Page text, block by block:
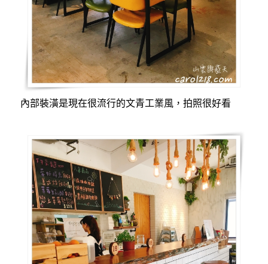
內部裝潢是現在很流行的文青工業風，拍照很好看